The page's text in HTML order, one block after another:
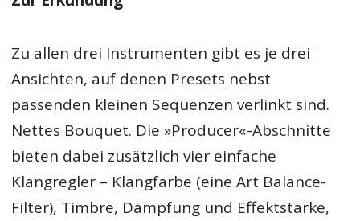
Zu allen drei Instrumenten gibt es je drei
Ansichten, auf denen Presets nebst
passenden kleinen Sequenzen verlinkt sind.
Nettes Bouquet. Die »Producer«-Abschnitte
bieten dabei zusätzlich vier einfache
Klangregler – Klangfarbe (eine Art Balance-
Filter), Timbre, Dämpfung und Effektstärke,